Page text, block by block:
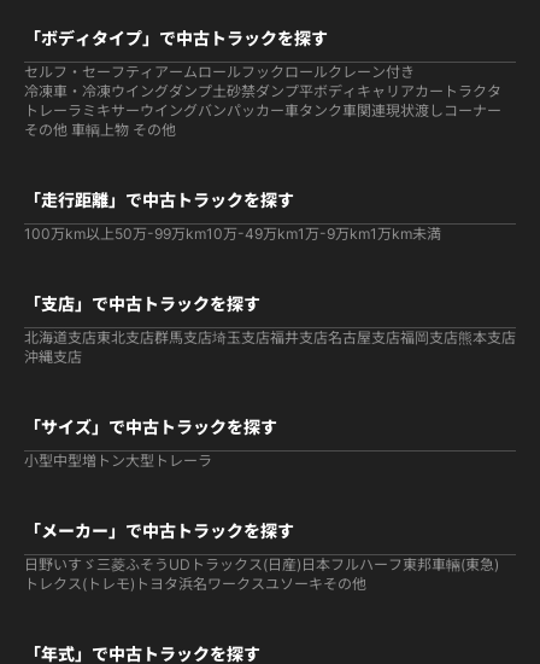
「ボディタイプ」で中古トラックを探す
セルフ・セーフティ アームロールフックロールクレーン付き
冷凍車・冷凍ウイングダンプ土砂禁ダンプ平ボディ キャリアカー トラクタ
トレーラ ミキサーウイングバンパッカー車タンク車関連現状渡しコーナー
その他 車輌上物 その他
「走行距離」で中古トラックを探す
100万km以上50万-99万km10万-49万km1万-9万km1万km未満
「支店」で中古トラックを探す
北海道支店東北支店群馬支店埼玉支店福井支店名古屋支店福岡支店熊本支店
沖縄支店
「サイズ」で中古トラックを探す
小型中型増トン大型 トレーラ
「メーカー」で中古トラックを探す
日野いすゞ 三菱ふそう UDトラックス(日産) 日本フルハーフ 東邦車輛(東急)
トレクス(トレモ) トヨタ浜名ワークスユソーキその他
「年式」で中古トラックを探す